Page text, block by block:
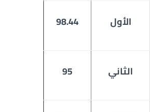
الأول 98.44
الثاني 95